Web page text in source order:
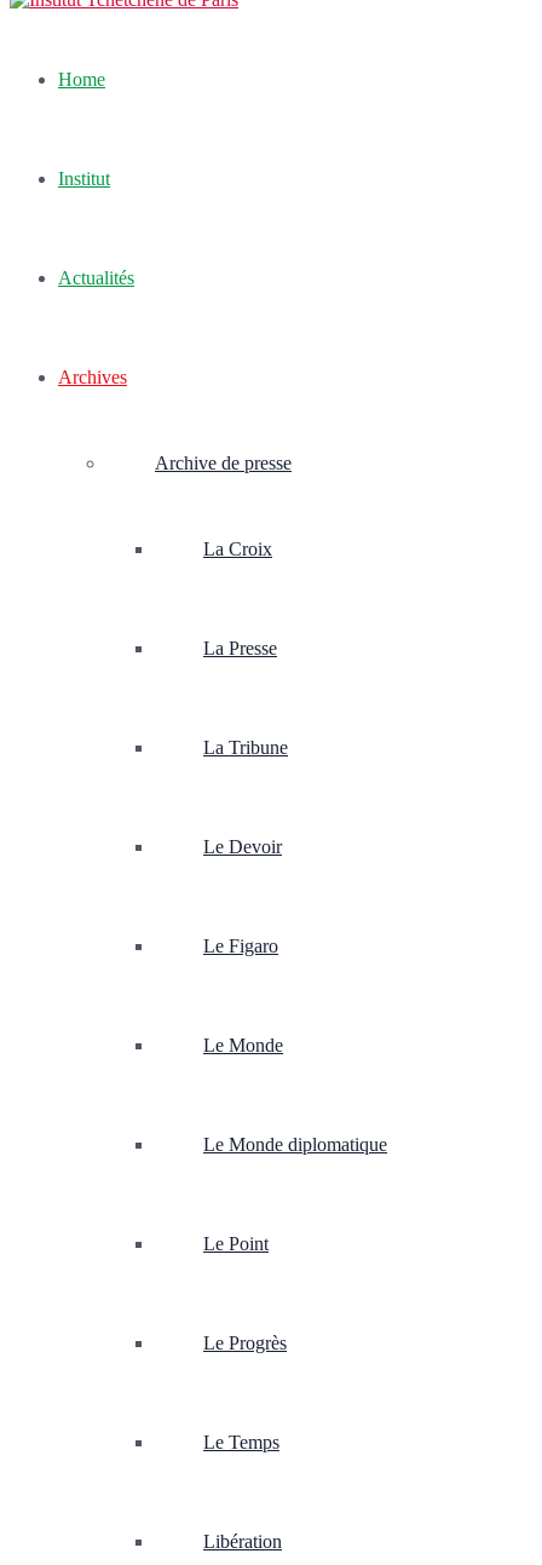
Home
Institut
Actualités
Archives
Archive de presse
La Croix
La Presse
La Tribune
Le Devoir
Le Figaro
Le Monde
Le Monde diplomatique
Le Point
Le Progrès
Le Temps
Libération